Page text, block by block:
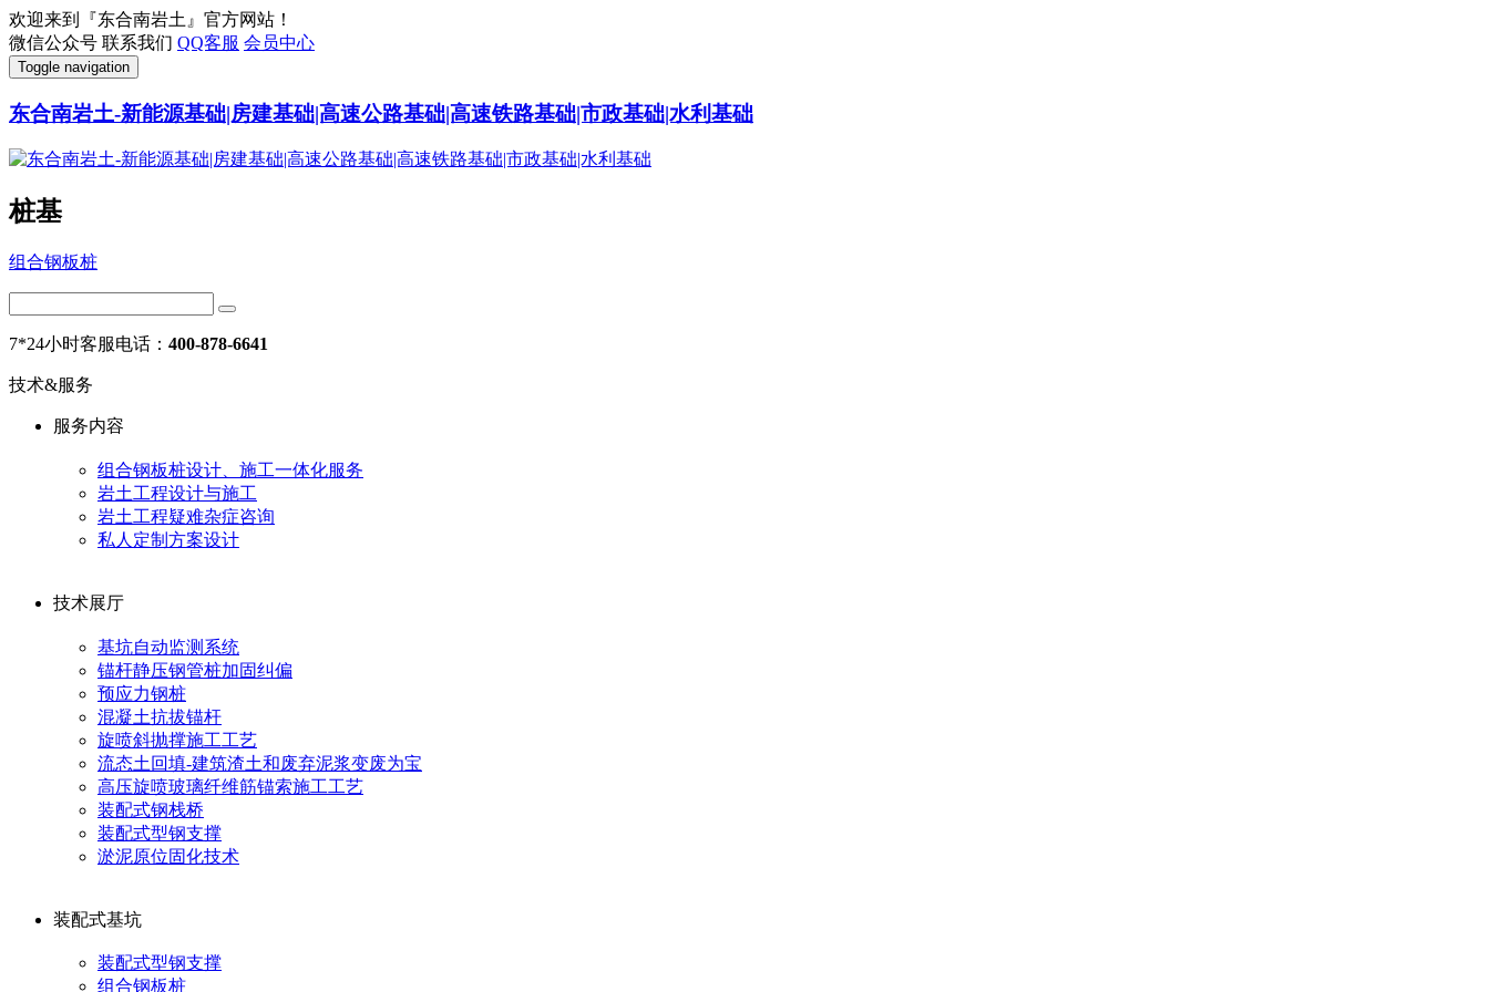
欢迎来到『东合南岩土』官方网站！
微信公众号 联系我们 QQ客服 会员中心
Toggle navigation
东合南岩土-新能源基础|房建基础|高速公路基础|高速铁路基础|市政基础|水利基础
桩基
组合钢板桩
7*24小时客服电话： 400-878-6641
技术&服务
服务内容
组合钢板桩设计、施工一体化服务
岩土工程设计与施工
岩土工程疑难杂症咨询
私人定制方案设计
技术展厅
基坑自动监测系统
锚杆静压钢管桩加固纠偏
预应力钢桩
混凝土抗拔锚杆
旋喷斜抛撑施工工艺
流态土回填-建筑渣土和废弃泥浆变废为宝
高压旋喷玻璃纤维筋锚索施工工艺
装配式钢栈桥
装配式型钢支撑
淤泥原位固化技术
装配式基坑
装配式型钢支撑
组合钢板桩